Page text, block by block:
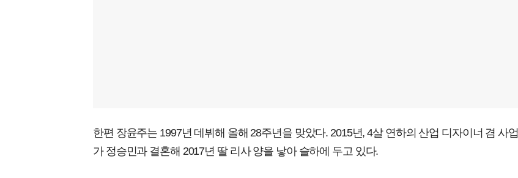
한편 장윤주는 1997년 데뷔해 올해 28주년을 맞았다. 2015년, 4살 연하의 산업 디자이너 겸 사업
가 정승민과 결혼해 2017년 딸 리사 양을 낳아 슬하에 두고 있다.